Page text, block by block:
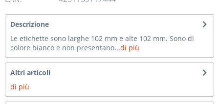
Descrizione
Le etichette sono larghe 102 mm e alte 102 mm. Sono di
colore bianco e non presentano...di più
Altri articoli
di più